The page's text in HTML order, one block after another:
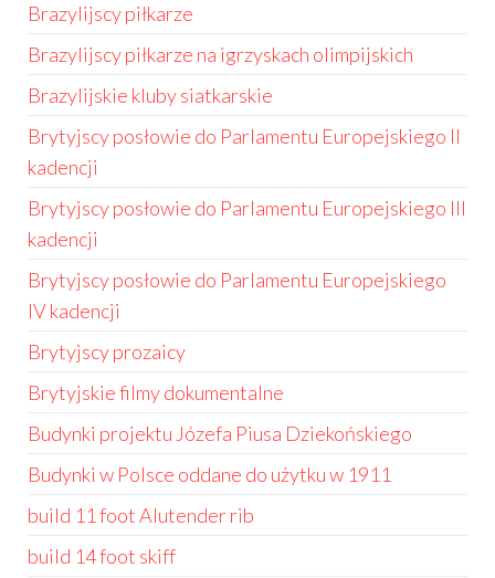
Brazylijscy piłkarze
Brazylijscy piłkarze na igrzyskach olimpijskich
Brazylijskie kluby siatkarskie
Brytyjscy posłowie do Parlamentu Europejskiego II
kadencji
Brytyjscy posłowie do Parlamentu Europejskiego III
kadencji
Brytyjscy posłowie do Parlamentu Europejskiego
IV kadencji
Brytyjscy prozaicy
Brytyjskie filmy dokumentalne
Budynki projektu Józefa Piusa Dziekońskiego
Budynki w Polsce oddane do użytku w 1911
build 11 foot Alutender rib
build 14 foot skiff